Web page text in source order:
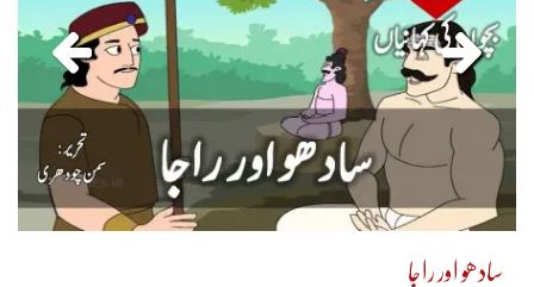
سادھو اور راجا